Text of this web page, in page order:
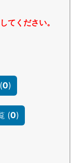
てください。
(0)
(0)